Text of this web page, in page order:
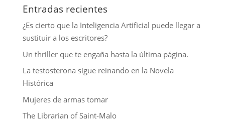
Entradas recientes
¿Es cierto que la Inteligencia Artificial puede llegar a
sustituir a los escritores?
Un thriller que te engaña hasta la última página.
La testosterona sigue reinando en la Novela
Histórica
Mujeres de armas tomar
The Librarian of Saint-Malo